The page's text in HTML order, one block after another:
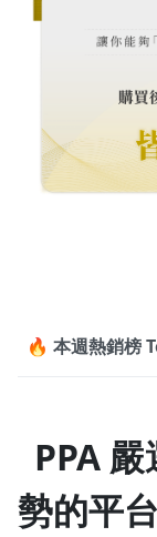
🔥 本週熱銷榜
PPA
勢的平